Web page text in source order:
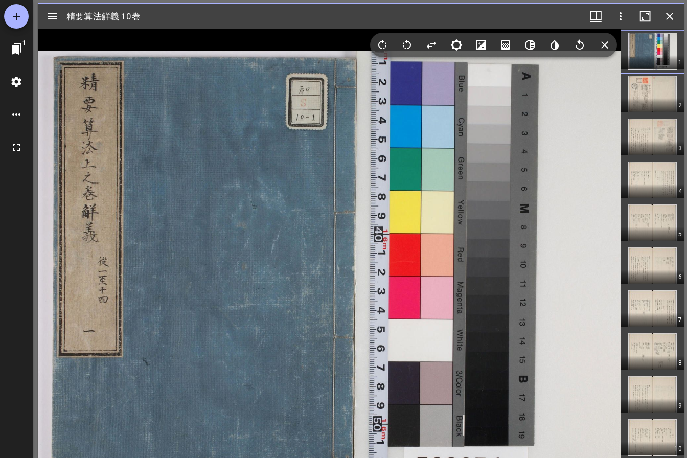
1
Mirador
ビ
ュ
精要算法觧義 10巻
1
2
3
4
5
6
7
8
9
10
精要算法觧義 10巻